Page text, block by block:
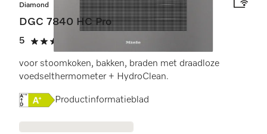
Diamond
DGC 7840 HC Pro
5
5 sterren op 5
(1 beoordeling)
voor stoomkoken, bakken, braden met draadloze
voedselthermometer + HydroClean.
Online Label Flag, Energielabel
Productinformatieblad